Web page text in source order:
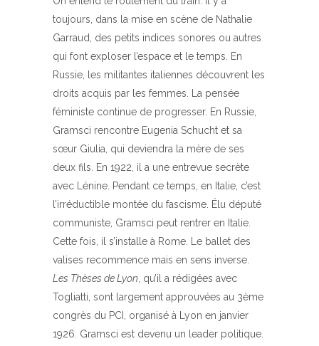
toujours, dans la mise en scène de Nathalie
Garraud, des petits indices sonores ou autres
qui font exploser l’espace et le temps. En
Russie, les militantes italiennes découvrent les
droits acquis par les femmes. La pensée
féministe continue de progresser. En Russie,
Gramsci rencontre Eugenia Schucht et sa
sœur Giulia, qui deviendra la mère de ses
deux fils. En 1922, il a une entrevue secrète
avec Lénine. Pendant ce temps, en Italie, c’est
l’irréductible montée du fascisme. Élu député
communiste, Gramsci peut rentrer en Italie.
Cette fois, il s’installe à Rome. Le ballet des
valises recommence mais en sens inverse.
Les Thèses de Lyon , qu’il a rédigées avec
Togliatti, sont largement approuvées au 3ème
congrès du PCI, organisé à Lyon en janvier
1926. Gramsci est devenu un leader politique.